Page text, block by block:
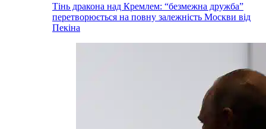
Тінь дракона над Кремлем: “безмежна дружба”
перетворюється на повну залежність Москви від
Пекіна